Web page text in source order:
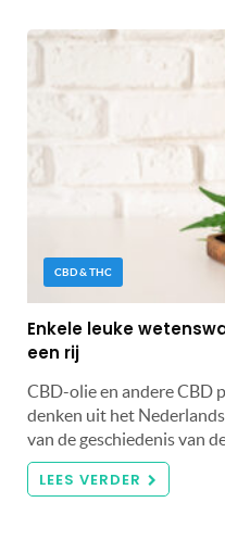
CBD & THC
Enkele leuke
een rij
CBD-olie en andere CBD
denken uit het
van de geschiedenis van
LEES VERDER